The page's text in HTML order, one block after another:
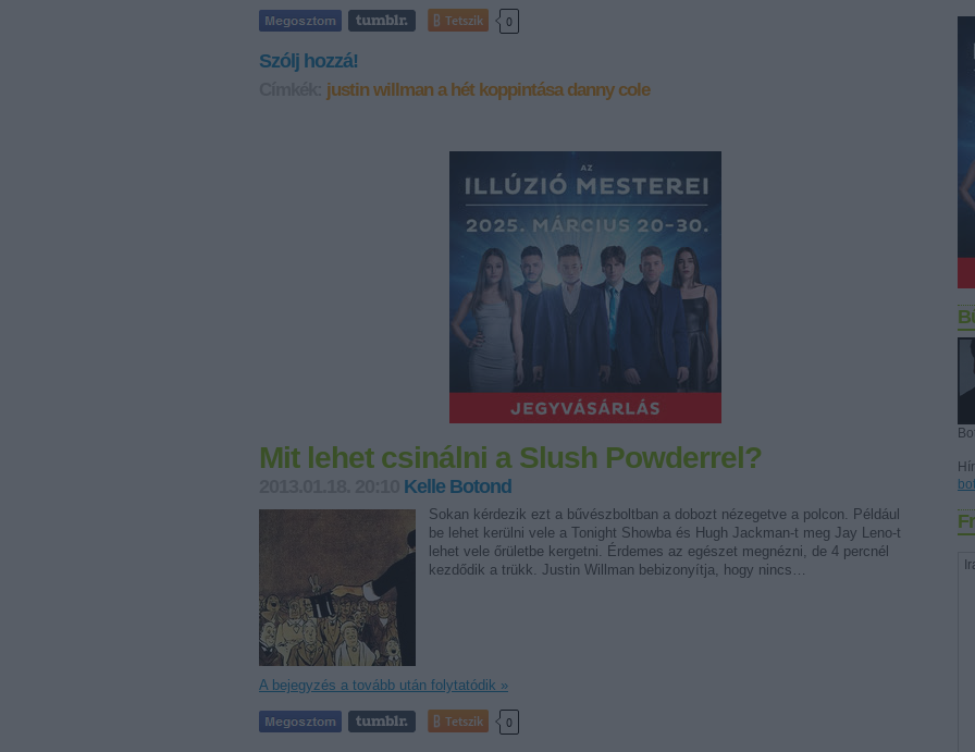
Tetszik 0
Szólj hozzá!
justin willman a hét koppintása danny cole
Mit lehet csinálni a Slush Powderrel?
Kelle Botond
Sokan kérdezik ezt a bűvészboltban a dobozt nézegetve a polcon. Például
be lehet kerülni vele a Tonight Showba és Hugh Jackman-t meg Jay Leno-t
lehet vele őrületbe kergetni. Érdemes az egészet megnézni, de 4 percnél
kezdődik a trükk. Justin Willman bebizonyítja, hogy nincs…
A bejegyzés a tovább után folytatódik »
Tetszik 0